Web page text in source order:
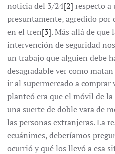
noticia del 3/24[2] respecto a
presuntamente, agredido por
en el tren[3]. Más allá de que
intervención de seguridad
un trabajo que alguien debe
desagradable ver como
ir al supermercado a comprar
planteó era que el móvil de la
una suerte de doble vara de
las personas extranjeras. La
ecuánimes, deberíamos
ocurrió y qué los llevó a esa